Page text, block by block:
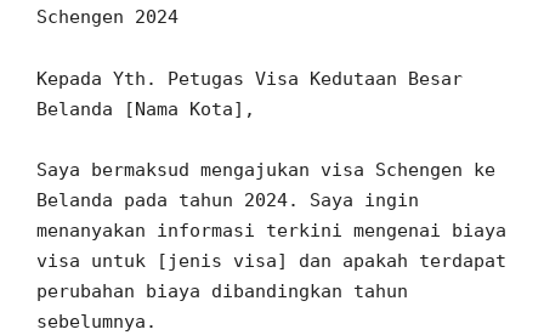
Schengen 2024
Kepada Yth. Petugas Visa Kedutaan Besar
Belanda [Nama Kota],
Saya bermaksud mengajukan visa Schengen ke
Belanda pada tahun 2024. Saya ingin
menanyakan informasi terkini mengenai biaya
visa untuk [jenis visa] dan apakah terdapat
perubahan biaya dibandingkan tahun
sebelumnya.